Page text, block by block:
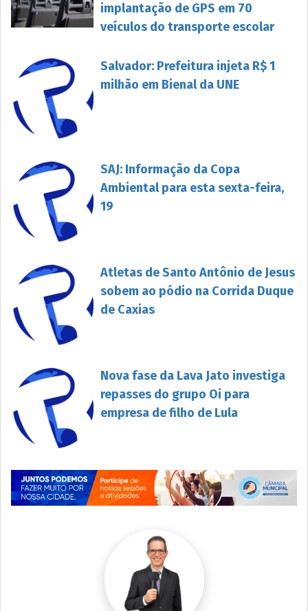
implantação de GPS em 70
veículos do transporte escolar
Salvador: Prefeitura injeta R$ 1
milhão em Bienal da UNE
SAJ: Informação da Copa
Ambiental para esta sexta-feira,
19
Atletas de Santo Antônio de Jesus
sobem ao pódio na Corrida Duque
de Caxias
Nova fase da Lava Jato investiga
repasses do grupo Oi para
empresa de filho de Lula